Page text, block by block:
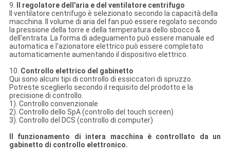
9.
Il regolatore dell'aria e del ventilatore centrifugo
Il ventilatore centrifugo è selezionato secondo la capacità della
macchina. Il volume di aria del fan può essere regolato secondo
la pressione della torre e della temperatura dello sbocco &
dell'entrata. La forma di adeguamento può essere manuale ed
automatica e l'azionatore elettrico può essere completato
automaticamente aumentando il dispositivo elettrico.
10. Controllo elettrico del gabinetto
Qui sono alcuni tipi di controllo di essiccatori di spruzzo.
Potreste sceglierlo secondo il requisito del prodotto e la
precisione di controllo.
1). Controllo convenzionale
2). Controllo dello SpA (controllo del touch screen)
3). Controllo del DCS (controllo di computer)
Il funzionamento di intera macchina è controllato da un
gabinetto di controllo elettronico.